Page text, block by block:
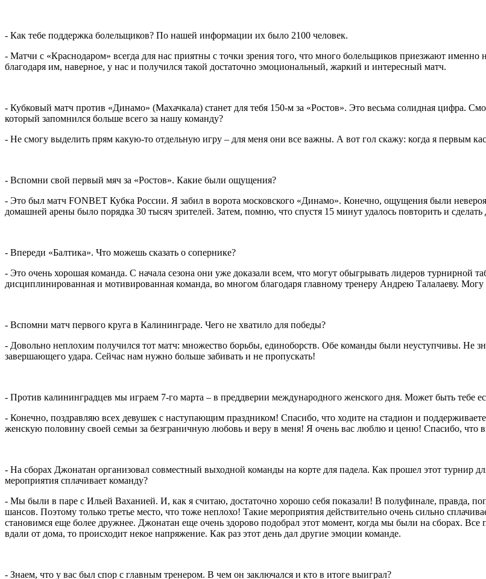
- Как тебе поддержка болельщиков? По нашей информации их было 2100 человек.
- Матчи с «Краснодаром» всегда для нас приятны с точки зрения того, что много болельщиков приезжают
благодаря им, наверное, у нас и получился такой достаточно эмоциональный, жаркий и интересный матч.
- Кубковый матч против «Динамо» (Махачкала) станет для тебя 150-м за «Ростов». Это весьма солидная цифра.
который запомнился больше всего за нашу команду?
- Не смогу выделить прям какую-то отдельную игру – для меня они все важны. А вот гол скажу: когда я первым
- Вспомни свой первый мяч за «Ростов». Какие были ощущения?
- Это был матч FONBET Кубка России. Я забил в ворота московского «Динамо». Конечно, ощущения были
домашней арены было порядка 30 тысяч зрителей. Затем, помню, что спустя 15 минут удалось повторить и
- Впереди «Балтика». Что можешь сказать о сопернике?
- Это очень хорошая команда. С начала сезона они уже доказали всем, что могут обыгрывать лидеров турнирной
дисциплинированная и мотивированная команда, во многом благодаря главному тренеру Андрею Талалаеву. Могу
- Вспомни матч первого круга в Калининграде. Чего не хватило для победы?
- Довольно неплохим получился тот матч: множество борьбы, единоборств. Обе команды были неуступчивы. Не
завершающего удара. Сейчас нам нужно больше забивать и не пропускать!
- Против калининградцев мы играем 7-го марта – в преддверии международного женского дня. Может быть тебе
- Конечно, поздравляю всех девушек с наступающим праздником! Спасибо, что ходите на стадион и
женскую половину своей семьи за безграничную любовь и веру в меня! Я очень вас люблю и ценю! Спасибо, что
- На сборах Джонатан организовал совместный выходной команды на корте для падела. Как прошел этот турнир
мероприятия сплачивает команду?
- Мы были в паре с Ильей Ваханией. И, как я считаю, достаточно хорошо себя показали! В полуфинале, правда,
шансов. Поэтому только третье место, что тоже неплохо! Такие мероприятия действительно очень сильно
становимся еще более дружнее. Джонатан еще очень здорово подобрал этот момент, когда мы были на сборах.
вдали от дома, то происходит некое напряжение. Как раз этот день дал другие эмоции команде.
- Знаем, что у вас был спор с главным тренером. В чем он заключался и кто в итоге выиграл?